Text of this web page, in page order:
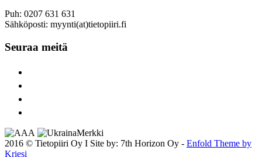
Puh: 0207 631 631
Sähköposti: myynti(at)tietopiiri.fi
Seuraa meitä
2016 © Tietopiiri Oy I Site by: 7th Horizon Oy - Enfold Theme by
Kriesi